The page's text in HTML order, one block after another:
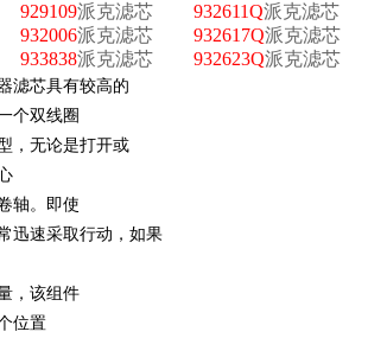
929109派克滤芯 932611Q派克滤芯
932006派克滤芯 932617Q派克滤芯
933838派克滤芯 932623Q派克滤芯
滤芯具有较高的
个双线圈
，无论是打开或
轴。即使
迅速采取行动，如果
，该组件
位置